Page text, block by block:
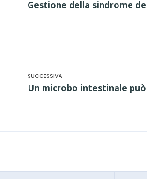
Gestione della sindrome
Un microbo intestinale